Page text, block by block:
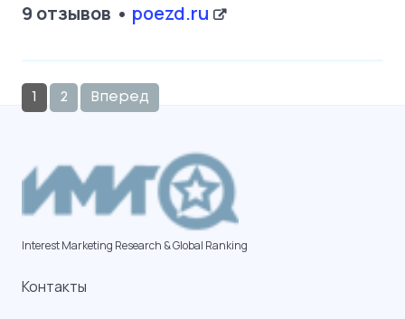
9 отзывов poezd.ru
1 2 Вперед
Interest Marketing Research & Global Ranking
Контакты